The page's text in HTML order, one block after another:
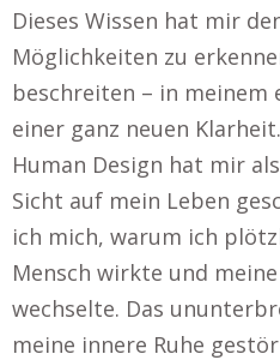
Dieses Wissen hat mir
Möglichkeiten zu
beschreiten – in
einer ganz neuen
Human Design hat mir
Sicht auf mein Leben
ich mich, warum ich
Mensch wirkte und
wechselte. Das
meine innere Ruhe